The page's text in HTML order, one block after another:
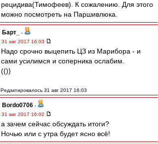
рецидива(Тимофеев). К сожалению. Для этого
можно посмотреть на Паршивлюка.
Барт_
-
31 авг 2017 16:03
Надо срочно выцепить ЦЗ из Марибора - и
сами усилимся и соперника ослабим.
(())
Редактировалось 31 авг 2017 16:03
Bordo0706 -
31 авг 2017 16:02
а зачем сейчас обсуждать итоги?
Ночью или с утра будет ясно всё!